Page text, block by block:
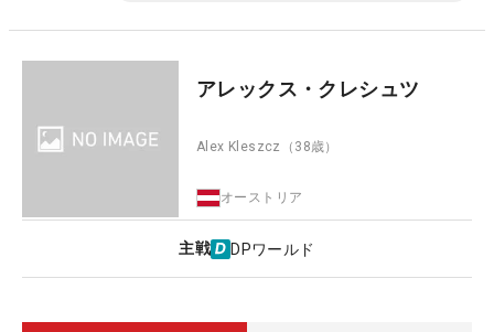
アレックス・クレシュツ
Alex Kleszcz （38歳）
オーストリア
主戦 DPワールド